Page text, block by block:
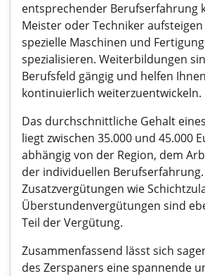
entsprechender Berufserfahrung
Meister oder Techniker
spezielle Maschinen und
spezialisieren. Weiterbildungen
Berufsfeld gängig und helfen
kontinuierlich weiterzuentwickeln.
Das durchschnittliche Gehalt
liegt zwischen 35.000 und 45.000
abhängig von der Region, dem
der individuellen Berufserfahrung.
Zusatzvergütungen wie
Überstundenvergütungen sind
Teil der Vergütung.
Zusammenfassend lässt sich
des Zerspaners eine spannende